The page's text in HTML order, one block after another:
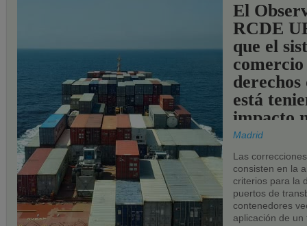
El
RCDE
que el
comercio
derechos
está
impacto
los
UE.
Madrid
Las
consisten en la
criterios para la
puertos de
contenedores
aplicación de